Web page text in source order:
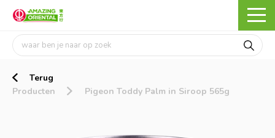
Terug
Producten
Pigeon Toddy Palm in Siroop 565g